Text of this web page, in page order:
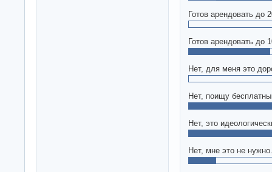
Готов арендовать до
Готов арендовать до
Нет, для меня это
Нет, поищу
Нет, это
Нет, мне это не нужно.